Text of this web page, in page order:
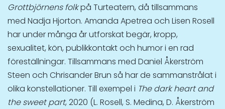
Grottbjörnens folkpå Turteatern, då tillsammans
med Nadja Hjorton. Amanda Apetrea och Lisen Rosell
har under många år utforskat begär, kropp,
sexualitet, kön, publikkontakt och humor i en rad
föreställningar. Tillsammans med Daniel Åkerström
Steen och Chrisander Brun så har de sammanstrålat i
olika konstellationer. Till exempel i The dark heart and
the sweet part, 2020 (L. Rosell, S. Medina, D. Åkerström